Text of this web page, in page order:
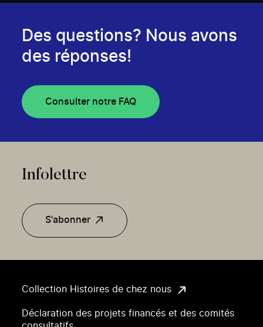
Collection Histoires de chez nous
Déclaration des projets financés et des comités
Des questions? Nous avons
des réponses!
Consulter notre FAQ
Infolettre
S'abonner